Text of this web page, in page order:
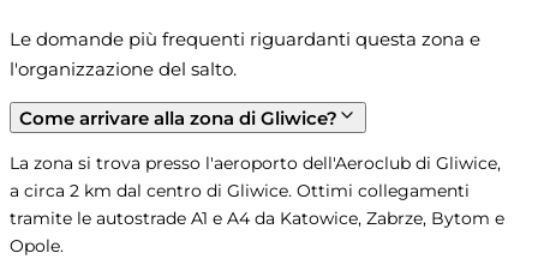
Le domande più frequenti riguardanti questa zona e
l'organizzazione del salto.
Come arrivare alla zona di Gliwice?
La zona si trova presso l'aeroporto dell'Aeroclub di Gliwice,
a circa 2 km dal centro di Gliwice. Ottimi collegamenti
tramite le autostrade A1 e A4 da Katowice, Zabrze, Bytom e
Opole.